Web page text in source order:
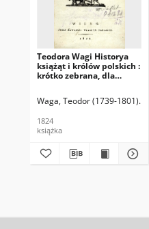
Teodora Wagi Historya
książąt i królów polskich :
krótko zebrana, dla
pomnożona.
Waga, Teodor (1739-1801)
1824
książka